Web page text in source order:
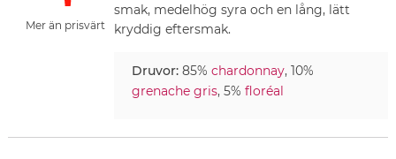
Mer än prisvärt
smak, medelhög syra och en lång, lätt
kryddig eftersmak.
Druvor:85% chardonnay, 10%
grenache gris, 5% floréal